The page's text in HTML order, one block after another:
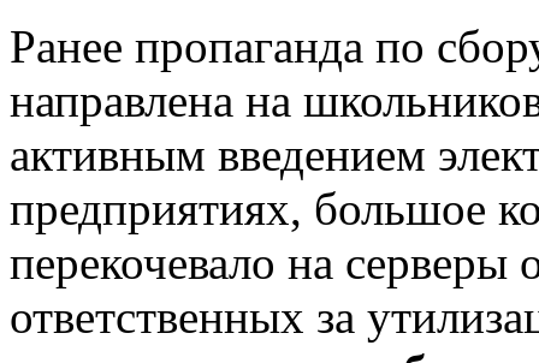
Ранее пропаганда по
направлена на
активным введением
предприятиях, большое
перекочевало на
ответственных за